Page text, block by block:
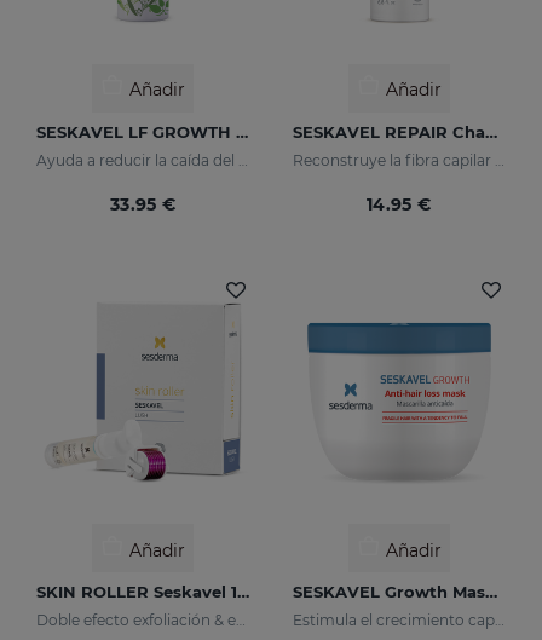
Añadir
SESKAVEL LF GROWTH Anti-Hair Loss Redensifying Spray
33.95 €
Añadir
SESKAVEL REPAIR Champú Keratina
14.95 €
Añadir
SKIN ROLLER Seskavel 10ml
Doble efecto exfoliación & eficacia
Añadir
SESKAVEL Growth Mascarilla Anticaída
Estimula el crecimiento capilar